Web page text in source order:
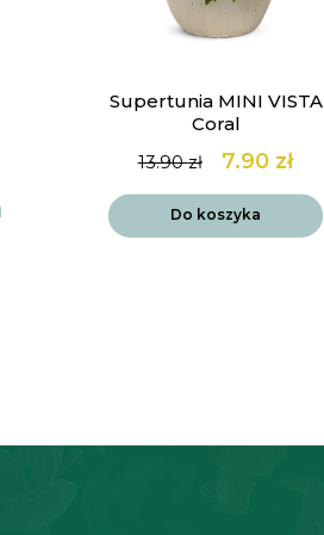
Supertunia MINI VISTA
Coral
13.90zł
Pierwotna
cena
wynosiła:
13.90 zł.
7.90 zł
Aktualna
cena
wynosi:
7.90 zł.
Do koszyka